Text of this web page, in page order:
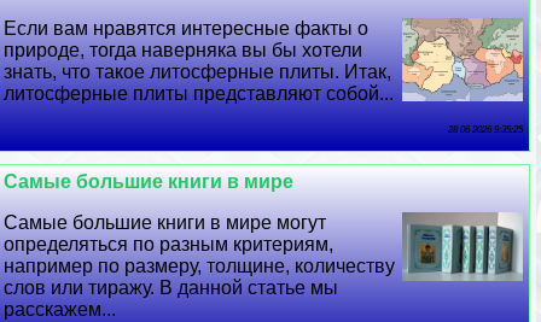
Если вам нравятся интересные факты о
природе, тогда наверняка вы бы хотели
знать, что такое литосферные плиты. Итак,
литосферные плиты представляют собой...
28 06 2026 9:35:25
Самые большие книги в мире
Самые большие книги в мире могут
определяться по разным критериям,
например по размеру, толщине, количеству
слов или тиражу. В данной статье мы
расскажем...